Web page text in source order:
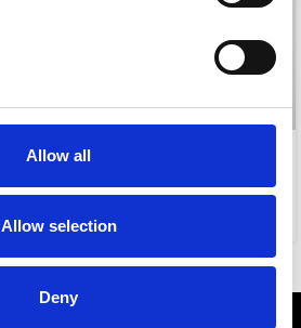
Allow all
Allow selection
Deny
8,00